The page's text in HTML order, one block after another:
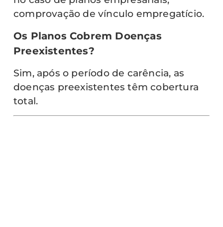
comprovação de vínculo empregatício.
Os Planos Cobrem Doenças
Preexistentes?
Sim, após o período de carência, as
doenças preexistentes têm cobertura
total.